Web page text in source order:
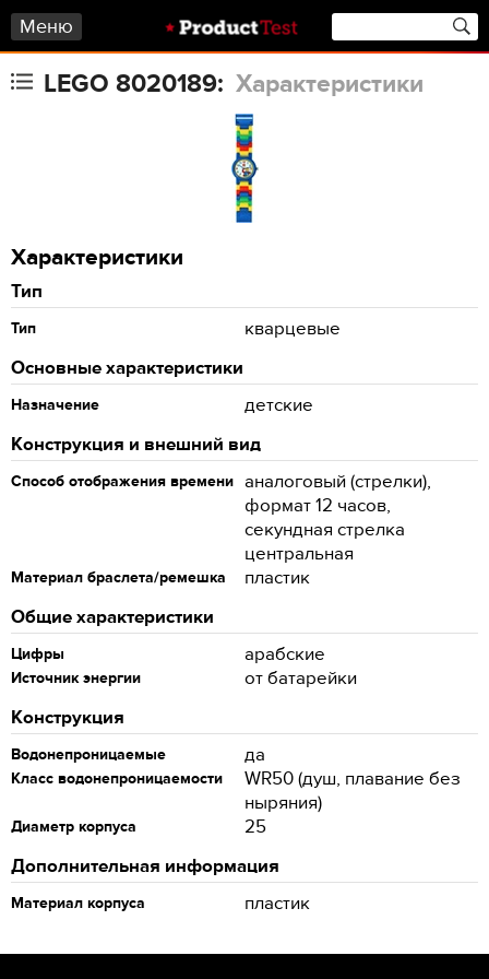
Меню
LEGO 8020189: Характеристики
Характеристики
Тип
Тип
кварцевые
Основные характеристики
Назначение
детские
Конструкция и внешний вид
Способ отображения времени аналоговый (стрелки),
формат 12 часов,
секундная стрелка
центральная
Материал браслета/ремешка
пластик
Общие характеристики
Цифры арабские
Источник энергии
от батарейки
Конструкция
Водонепроницаемые да
Класс водонепроницаемости
WR50 (душ, плавание без
ныряния)
Диаметр корпуса
25
Дополнительная информация
Материал корпуса пластик